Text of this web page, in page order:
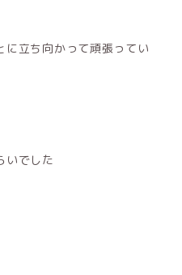
に立ち向かって頑張ってい
いでした